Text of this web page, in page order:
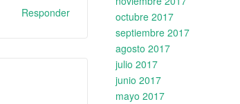
Responder
octubre 2017
septiembre 2017
agosto 2017
julio 2017
junio 2017
mayo 2017